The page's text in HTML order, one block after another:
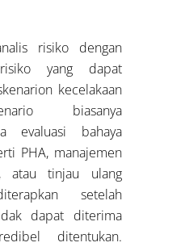
risiko dengan
yang dapat
kecelakaan
biasanya
evaluasi bahaya
PHA, manajemen
atau tinjau ulang
setelah
dapat diterima
ditentukan.